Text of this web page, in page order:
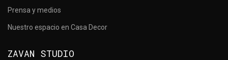
Prensa y medios
Nuestro espacio en Casa Decor
ZAVAN STUDIO